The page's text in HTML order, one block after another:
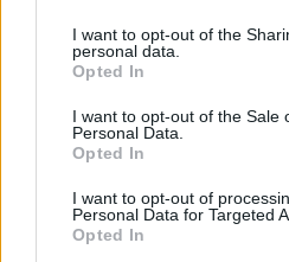
not limited to your visit or usage
grant or deny consent to Google
use your data for below
consent section.
I want to opt-out of the
personal data.
Opted In
I want to opt-out of the Sale
Personal Data.
Opted In
I want to opt-out of
Personal Data for Targeted
Opted In
indít az
Ökölharc helyett